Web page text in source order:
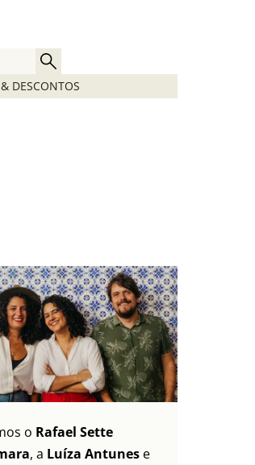
DESCONTOS
o Rafael Sette
, a Luíza Antunes e